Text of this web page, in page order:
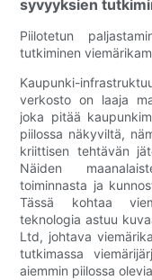
syvyyksien
Piilotetun
tutkiminen
Kaupunki-
verkosto on laaja
joka pitää
piilossa näkyviltä,
kriittisen tehtävän
Näiden
toiminnasta ja
Tässä kohtaa
teknologia astuu
Ltd, johtava
tutkimassa
aiemmin piilossa